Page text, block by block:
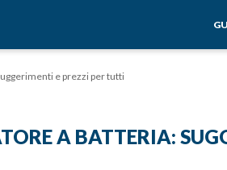
e prezzi per tutti
A BATTERIA: